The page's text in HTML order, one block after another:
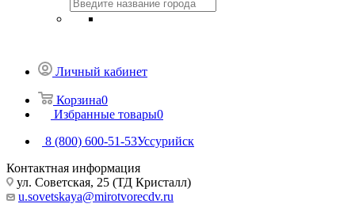
Личный кабинет
Корзина0
Избранные товары0
8 (800) 600-51-53Уссурийск
Контактная информация
ул. Советская, 25 (ТД Кристалл)
u.sovetskaya@mirotvorecdv.ru